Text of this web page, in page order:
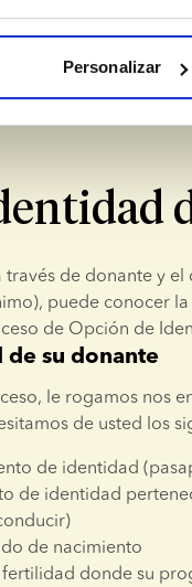
Personalizar
de donante y
puede conocer
de Opción de
su donante
le rogamos nos
de usted los
de identidad
de identidad
de nacimiento
donde su